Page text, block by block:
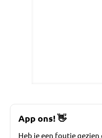
App ons!👋
Heb je een foutje gezien